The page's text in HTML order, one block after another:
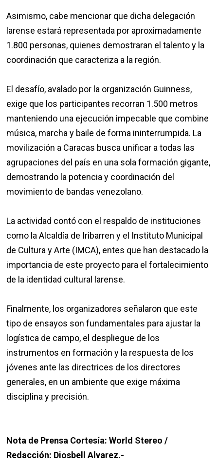
Asimismo, cabe mencionar que dicha delegación
larense estará representada por aproximadamente
1.800 personas, quienes demostraran el talento y la
coordinación que caracteriza a la región.
El desafío, avalado por la organización Guinness,
exige que los participantes recorran 1.500 metros
manteniendo una ejecución impecable que combine
música, marcha y baile de forma ininterrumpida. La
movilización a Caracas busca unificar a todas las
agrupaciones del país en una sola formación gigante,
demostrando la potencia y coordinación del
movimiento de bandas venezolano.
La actividad contó con el respaldo de instituciones
como la Alcaldía de Iribarren y el Instituto Municipal
de Cultura y Arte (IMCA), entes que han destacado la
importancia de este proyecto para el fortalecimiento
de la identidad cultural larense.
Finalmente, los organizadores señalaron que este
tipo de ensayos son fundamentales para ajustar la
logística de campo, el despliegue de los
instrumentos en formación y la respuesta de los
jóvenes ante las directrices de los directores
generales, en un ambiente que exige máxima
disciplina y precisión.
Nota de Prensa Cortesía: World Stereo /
Redacción: Diosbell Alvarez.-